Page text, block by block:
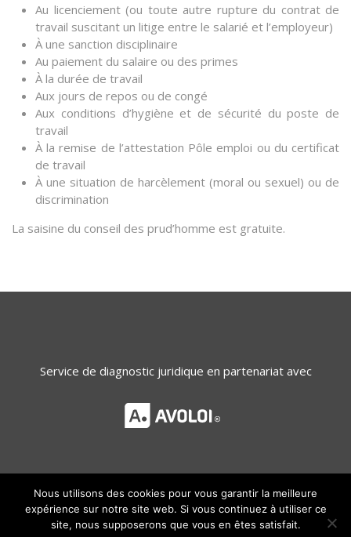
Au licenciement (ou toute autre rupture du contrat de
travail suscitant un litige entre le salarié et l’employeur)
À une sanction disciplinaire
Au paiement du salaire ou des primes
À la durée de travail
Aux jours de repos ou de congé
Aux conditions d’hygiène et de sécurité du poste de
travail
À la remise de l’attestation Pôle emploi ou du certificat
de travail
À une situation de harcèlement (moral ou sexuel) ou de
discrimination
La saisine du conseil des prud’homme est gratuite.
Service de diagnostic juridique en partenariat avec
Copyright - 2024 - des Droits et des Lois - Tous droits
Nous utilisons des cookies pour vous garantir la meilleure
expérience sur notre site web. Si vous continuez à utiliser ce
site, nous supposerons que vous en êtes satisfait.